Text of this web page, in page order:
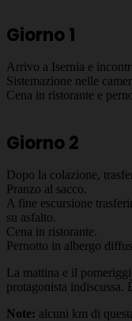
Giorno 1
Arrivo a Isernia e
Sistemazione nelle
Cena in ristorante e
Giorno 2
Dopo la colazione,
Pranzo al sacco.
A fine escursione
su asfalto.
Cena in ristorante.
Pernotto in albergo
La mattina e il
protagonista indiscussa.
Note: alcuni km di